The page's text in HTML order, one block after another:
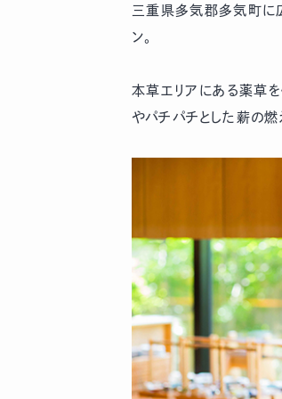
三重県多気郡多気町に
ン。
本草エリアにある薬草を
やパチパチとした薪の燃